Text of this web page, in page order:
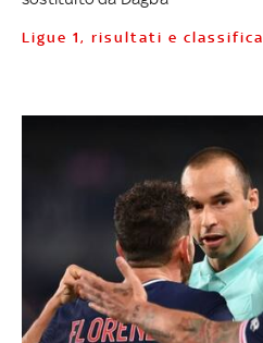
Ligue 1, risultati e classifica